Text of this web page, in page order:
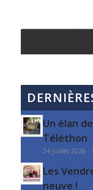
Un élan
Téléthon
24 juillet 2026 -
Les
neuve !